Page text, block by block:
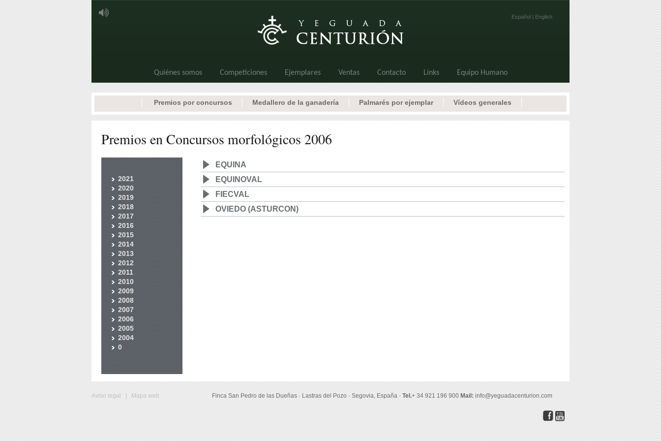
Español | English
Quiénes somos Competiciones Ejemplares Ventas Contacto Links Equipo Humano
Premios por concursos Medallero de la ganadería Palmarés por ejemplar Vídeos generales
Premios en Concursos morfológicos 2006
2021
2020
2019
2018
2017
2016
2015
2014
2013
2012
2011
2010
2009
2008
2007
2006
2005
2004
0
EQUINA
EQUINOVAL
FIECVAL
OVIEDO (ASTURCON)
Aviso legal|Mapa web Finca San Pedro de las Dueñas · Lastras del Pozo · Segovia, España ·Tel.+ 34 921 196 900Mail:info@yeguadacenturion.com